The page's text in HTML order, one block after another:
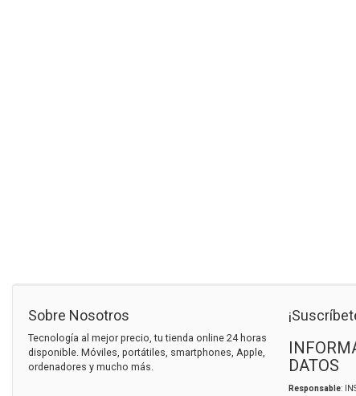
Sobre Nosotros
Tecnología al mejor precio, tu tienda online 24 horas
disponible. Móviles, portátiles, smartphones, Apple,
ordenadores y mucho más.
DATOS
Responsable: